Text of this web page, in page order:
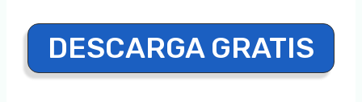
DESCARGA GRATIS